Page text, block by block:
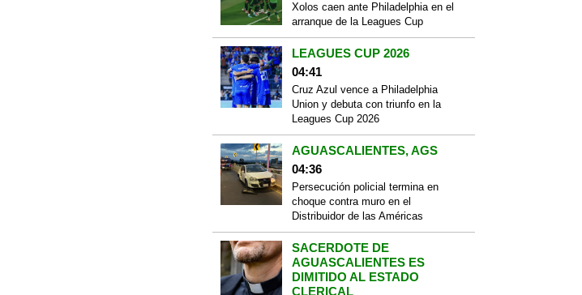
Xolos caen ante Philadelphia en el
arranque de la Leagues Cup
LEAGUES CUP 2026
04:41
Cruz Azul vence a Philadelphia
Union y debuta con triunfo en la
Leagues Cup 2026
AGUASCALIENTES, AGS
04:36
Persecución policial termina en
choque contra muro en el
Distribuidor de las Américas
SACERDOTE DE
AGUASCALIENTES ES
DIMITIDO AL ESTADO
CLERICAL